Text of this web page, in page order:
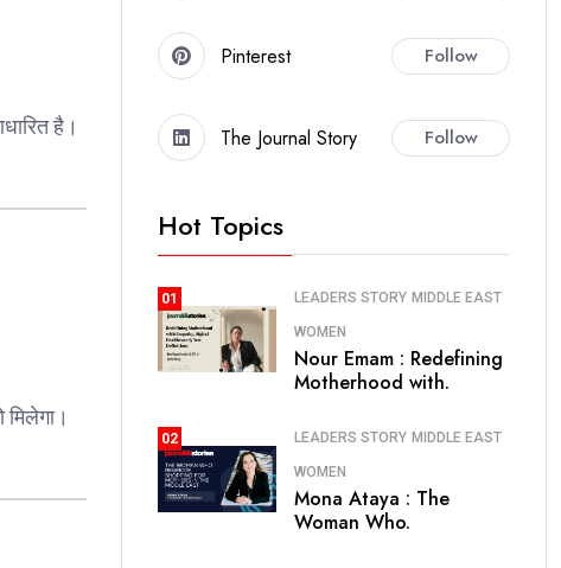
है।
Pinterest Follow
The Journal Story Follow
Hot Topics
01 LEADERS STORY MIDDLE EAST
WOMEN
Nour Emam : Redefining
Motherhood with.
02 LEADERS STORY MIDDLE EAST
WOMEN
Mona Ataya : The
Woman Who.